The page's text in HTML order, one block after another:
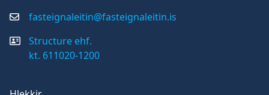
fasteignaleitin@fasteignaleitin.is
Structure ehf.
kt. 611020-1200